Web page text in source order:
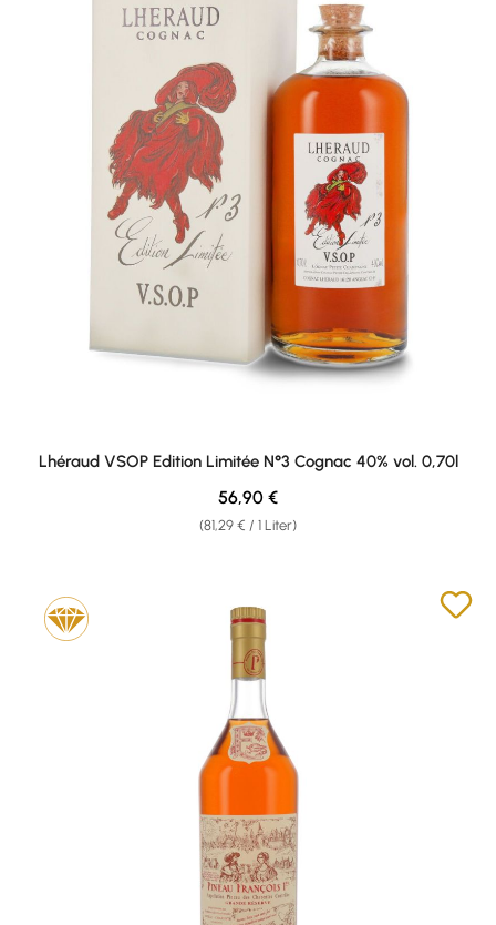
Lhéraud VSOP Edition Limitée N°3 Cognac 40% vol. 0,70l
(81,29 € / 1 Liter)
Regulärer Preis:
56,90 €